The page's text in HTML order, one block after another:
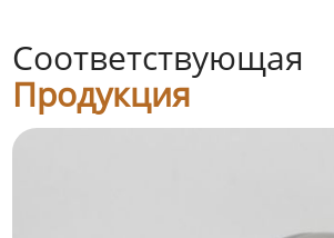
Соответствующая
Продукция